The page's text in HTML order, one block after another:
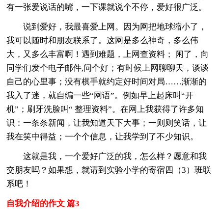
有一张爱说话的嘴，一下课就说个不停，爱好很广泛。
说到爱好，我最喜爱上网。因为网把地球缩小了，
我可以随时和朋友联系了。这网是多么神奇，多么伟
大，又多么丰富啊！遇到难题，上网查资料； 闲了，向
同学们发个电子邮件,问个好；有时候上网聊聊天，谈谈
自己的心里事；没有棋手就约定好时间对局……渐渐的
我入了迷，就自编一些“网语”。例如早上起床叫“开
机”；刷牙洗脸叫“ 整理资料”。在网上我获得了许多知
识：一条条新闻，让我知道天下大事；一则则笑话，让
我在笑中得益；一个个信息，让我学到了不少知识。
这就是我，一个爱好广泛的我，怎么样？愿意和我
交朋友吗？如果想，就请到实验小学的寄宿四（3）班联
系吧！
自我介绍的作文 篇3